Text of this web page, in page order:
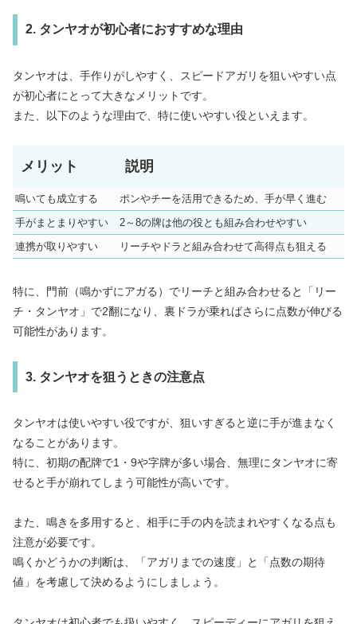
2. タンヤオが初心者におすすめな理由
タンヤオは、手作りがしやすく、スピードアガリを狙いやすい点
が初心者にとって大きなメリットです。
また、以下のような理由で、特に使いやすい役といえます。
メリット 説明
鳴いても成立する
ポンやチーを活用できるため、手が早く進む
手がまとまりやすい
2～8の牌は他の役とも組み合わせやすい
連携が取りやすい
リーチやドラと組み合わせて高得点も狙える
特に、門前（鳴かずにアガる）でリーチと組み合わせると「リー
チ・タンヤオ」で2翻になり、裏ドラが乗ればさらに点数が伸びる
可能性があります。
3. タンヤオを狙うときの注意点
タンヤオは使いやすい役ですが、狙いすぎると逆に手が進まなく
なることがあります。
特に、初期の配牌で1・9や字牌が多い場合、無理にタンヤオに寄
せると手が崩れてしまう可能性が高いです。
また、鳴きを多用すると、相手に手の内を読まれやすくなる点も
注意が必要です。
鳴くかどうかの判断は、「アガリまでの速度」と「点数の期待
値」を考慮して決めるようにしましょう。